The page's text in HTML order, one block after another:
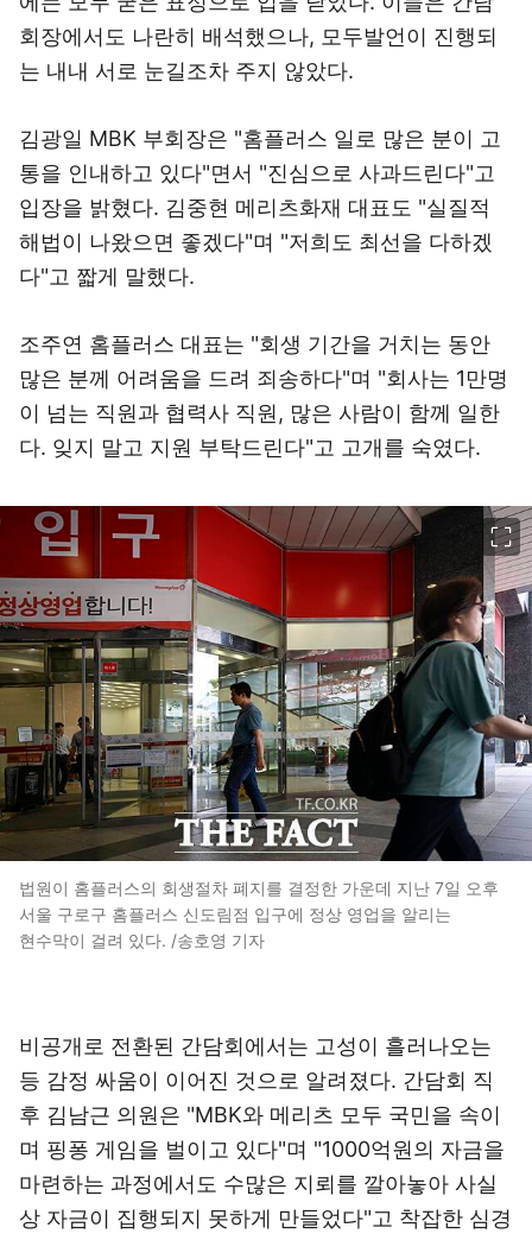
회장에서도 나란히 배석했으나, 모두발언이 진행되
는 내내 서로 눈길조차 주지 않았다.
김광일 MBK 부회장은 "홈플러스 일로 많은 분이 고
통을 인내하고 있다"면서 "진심으로 사과드린다"고
입장을 밝혔다. 김중현 메리츠화재 대표도 "실질적
해법이 나왔으면 좋겠다"며 "저희도 최선을 다하겠
다"고 짧게 말했다.
조주연 홈플러스 대표는 "회생 기간을 거치는 동안
많은 분께 어려움을 드려 죄송하다"며 "회사는 1만명
이 넘는 직원과 협력사 직원, 많은 사람이 함께 일한
다. 잊지 말고 지원 부탁드린다"고 고개를 숙였다.
법원이 홈플러스의 회생절차 폐지를 결정한 가운데 지난 7일 오후
서울 구로구 홈플러스 신도림점 입구에 정상 영업을 알리는
현수막이 걸려 있다. /송호영 기자
비공개로 전환된 간담회에서는 고성이 흘러나오는
등 감정 싸움이 이어진 것으로 알려졌다. 간담회 직
후 김남근 의원은 "MBK와 메리츠 모두 국민을 속이
며 핑퐁 게임을 벌이고 있다"며 "1000억원의 자금을
마련하는 과정에서도 수많은 지뢰를 깔아놓아 사실
상 자금이 집행되지 못하게 만들었다"고 착잡한 심경